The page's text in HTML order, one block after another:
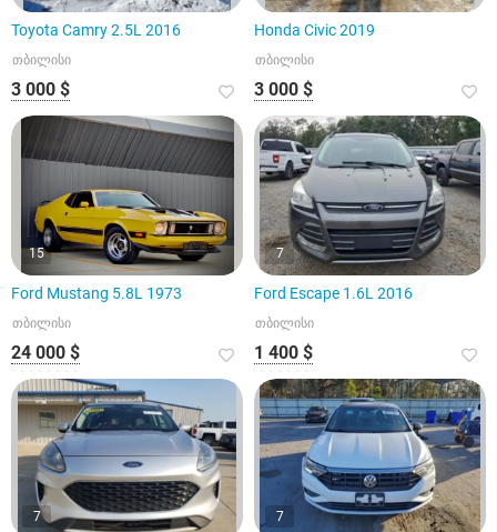
Toyota Camry 2.5L 2016
თბილისი
3 000 $
Honda Civic 2019
თბილისი
3 000 $
15
Ford Mustang 5.8L 1973
თბილისი
24 000 $
7
Ford Escape 1.6L 2016
თბილისი
1 400 $
7 7